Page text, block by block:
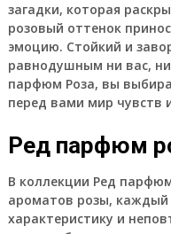
загадки, которая
розовый оттенок
эмоцию. Стойкий и
равнодушным ни вас,
парфюм Роза, вы
перед вами мир чувств
Ред парфюм
В коллекции Ред
ароматов розы, каждый
характеристику и